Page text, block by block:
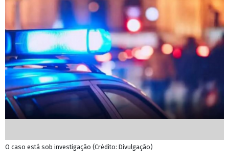
O caso está sob investigação (Crédito: Divulgação)